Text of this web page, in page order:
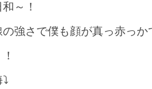
～！
強さで僕も顔が真っ赤っか
⤵